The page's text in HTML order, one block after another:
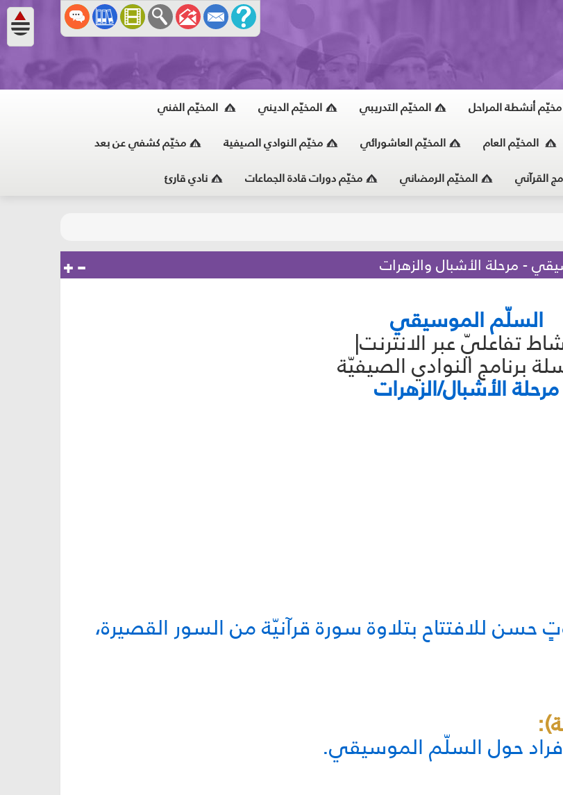
مخيّم أنشطة المراحل المخيّم التدريبي المخيّم الديني المخيّم الفني
المخيّم العام المخيّم العاشورائي مخيّم النوادي الصيفية مخيّم كشفي عن بعد
القرآني المخيّم الرمضاني مخيّم دورات قادة الجماعات نادي قارئ
السلّم الموسيقي
تفاعليّ عبر الانترنت|
برنامج النوادي الصيفيّة
مرحلة الأشبال/الزهرات
للافتتاح بتلاوة سورة قرآنيّة من السور القصيرة،
حول السلّم الموسيقي.